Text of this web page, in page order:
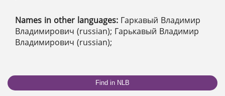
Names in other languages: Гаркавый Владимир
Владимирович (russian); Гарькавый Владимир
Владимирович (russian);
Find in NLB